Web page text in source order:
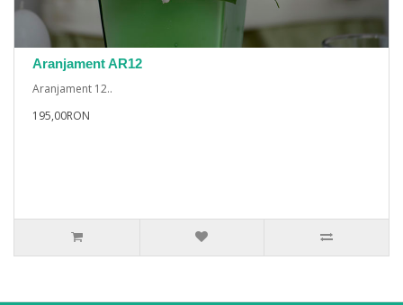
Aranjament AR12
Aranjament 12..
195,00RON